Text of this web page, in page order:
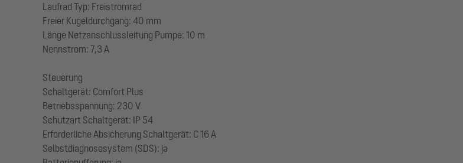
Laufrad Typ: Freistromrad
Freier Kugeldurchgang: 40 mm
Länge Netzanschlussleitung Pumpe: 10 m
Nennstrom: 7,3 A
Steuerung
Schaltgerät: Comfort Plus
Betriebsspannung: 230 V
Schutzart Schaltgerät: IP 54
Erforderliche Absicherung Schaltgerät: C 16 A
Selbstdiagnosesystem (SDS): ja